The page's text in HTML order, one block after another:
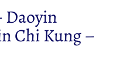
Daoyin
Chi Kung –